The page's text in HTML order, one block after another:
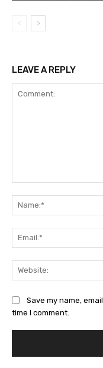
LEAVE A REPLY
Save my name,
time I comment.